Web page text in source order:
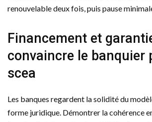
renouvelable deux fois, puis pause
Financement et
convaincre le banquier
scea
Les banques regardent la solidité du
forme juridique. Démontrer la cohérence